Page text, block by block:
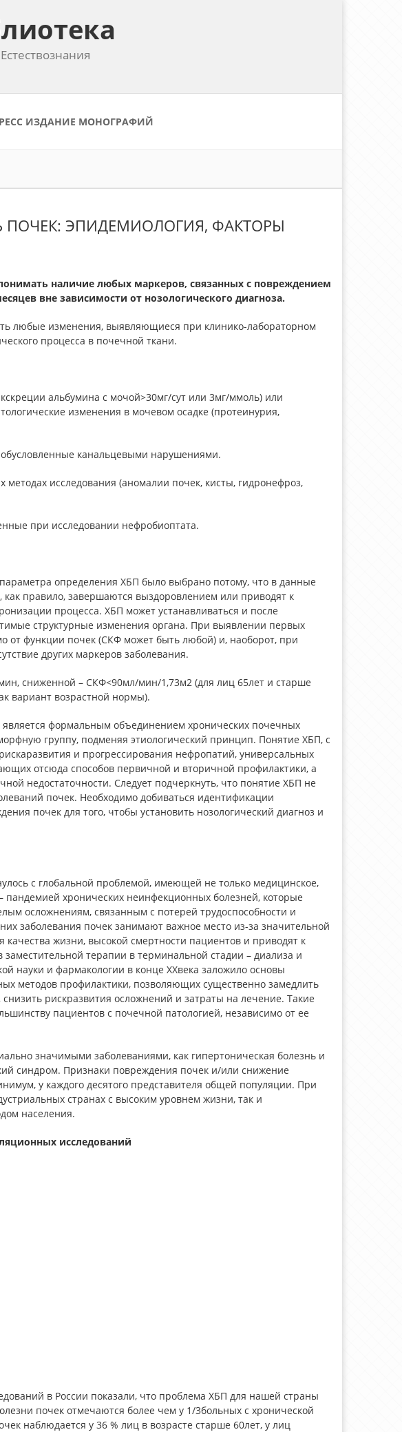
ИЗДАНИЕ МОНОГРАФИЙ
ПОЧЕК: ЭПИДЕМИОЛОГИЯ, ФАКТОРЫ
наличие любых маркеров, связанных с повреждением
вне зависимости от нозологического диагноза.
любые изменения, выявляющиеся при клинико-лабораторном
процесса в почечной ткани.
альбумина с мочой>30мг/сут или 3мг/ммоль) или
изменения в мочевом осадке (протеинурия,
канальцевыми нарушениями.
исследования (аномалии почек, кисты, гидронефроз,
при исследовании нефробиоптата.
определения ХБП было выбрано потому, что в данные
правило, завершаются выздоровлением или приводят к
процесса. ХБП может устанавливаться и после
структурные изменения органа. При выявлении первых
от функции почек (СКФ может быть любой) и, наоборот, при
других маркеров заболевания.
сниженной – СКФ<90мл/мин/1,73м2 (для лиц 65лет и старше
вариант возрастной нормы).
формальным объединением хронических почечных
группу, подменяя этиологический принцип. Понятие ХБП, с
и прогрессирования нефропатий, универсальных
отсюда способов первичной и вторичной профилактики, а
недостаточности. Следует подчеркнуть, что понятие ХБП не
почек. Необходимо добиваться идентификации
почек для того, чтобы установить нозологический диагноз и
с глобальной проблемой, имеющей не только медицинское,
пандемией хронических неинфекционных болезней, которые
осложнениям, связанным с потерей трудоспособности и
заболевания почек занимают важное место из-за значительной
жизни, высокой смертности пациентов и приводят к
терапии в терминальной стадии – диализа и
науки и фармакологии в конце XXвека заложило основы
методов профилактики, позволяющих существенно замедлить
рискразвития осложнений и затраты на лечение. Такие
пациентов с почечной патологией, независимо от ее
значимыми заболеваниями, как гипертоническая болезнь и
синдром. Признаки повреждения почек и/или снижение
у каждого десятого представителя общей популяции. При
странах с высоким уровнем жизни, так и
населения.
исследований
в России показали, что проблема ХБП для нашей страны
почек отмечаются более чем у 1/3больных с хронической
наблюдается у 36 % лиц в возрасте старше 60лет, у лиц